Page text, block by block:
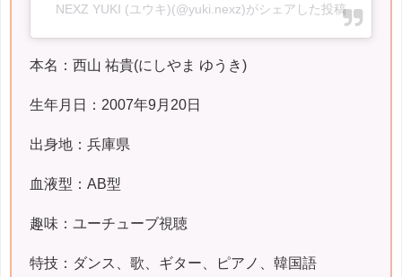
NEXZ YUKI (ユウキ)(@yuki.nexz)がシェアした投稿
本名：西山 祐貴(にしやま ゆうき)
生年月日：2007年9月20日
出身地：兵庫県
血液型：AB型
趣味：ユーチューブ視聴
特技：ダンス、歌、ギター、ピアノ、韓国語